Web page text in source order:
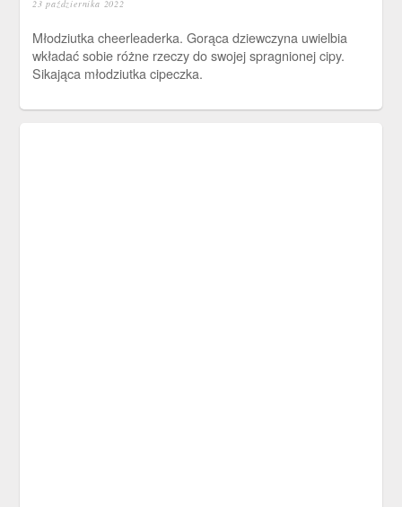
23 października 2022
Młodziutka cheerleaderka. Gorąca dziewczyna uwielbia
wkładać sobie różne rzeczy do swojej spragnionej cipy.
Sikająca młodziutka cipeczka.